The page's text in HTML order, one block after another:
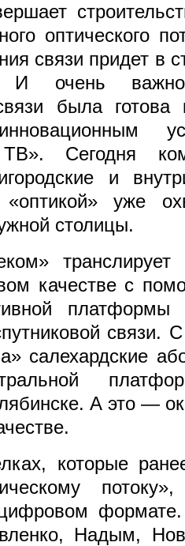
оптического
связи придет в
И очень
была
ТВ». Сегодня
и
уже
столицы.
качестве с
связи.
салехардские
А это —
которые
Надым,